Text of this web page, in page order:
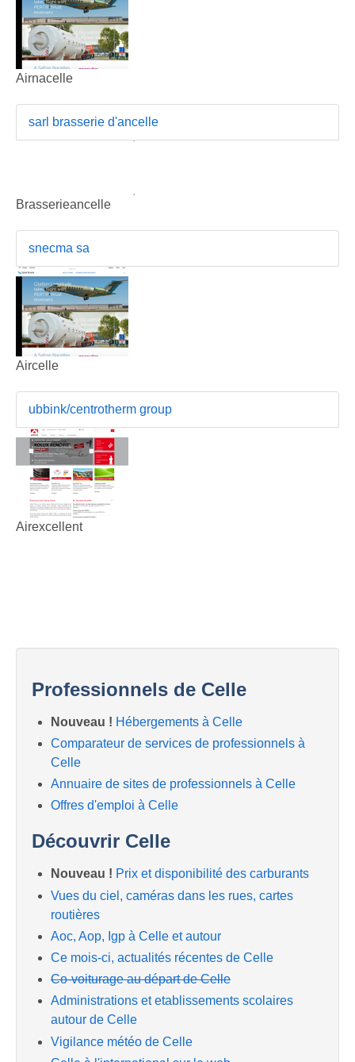
Airnacelle
sarl brasserie d'ancelle
Brasserieancelle
snecma sa
Aircelle
ubbink/centrotherm group
Airexcellent
Professionnels de Celle
Nouveau ! Hébergements à Celle
Comparateur de services de professionnels à
Celle
Annuaire de sites de professionnels à Celle
Offres d'emploi à Celle
Découvrir Celle
Nouveau ! Prix et disponibilité des carburants
Vues du ciel, caméras dans les rues, cartes
routières
Aoc, Aop, Igp à Celle et autour
Ce mois-ci, actualités récentes de Celle
Co-voiturage au départ de Celle
Administrations et etablissements scolaires
autour de Celle
Vigilance météo de Celle